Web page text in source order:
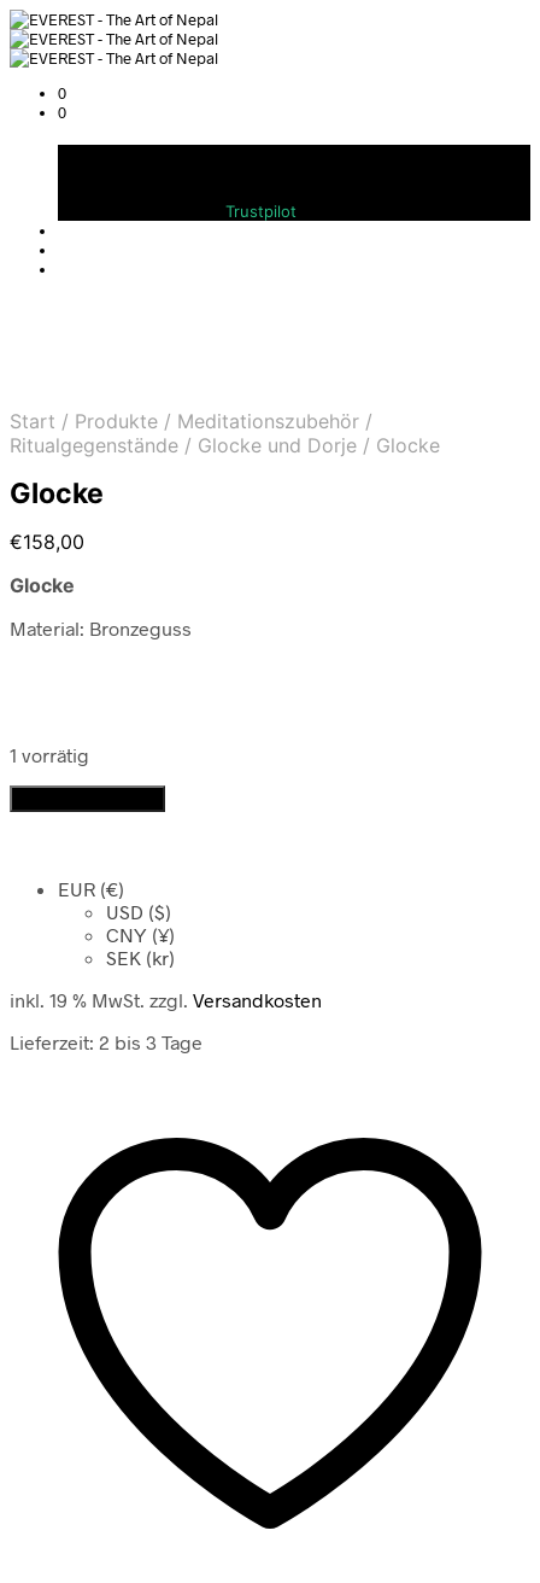
0
0
Trustpilot
Start / Produkte / Meditationszubehör /
Ritualgegenstände / Glocke und Dorje / Glocke
Glocke
€158,00
Glocke
Material: Bronzeguss
1 vorrätig
Glocke
Menge
EUR (€)
USD ($)
CNY (¥)
SEK (kr)
inkl. 19 % MwSt. zzgl. Versandkosten
Lieferzeit: 2 bis 3 Tage